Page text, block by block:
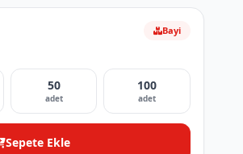
Bayi
50
adet
100
adet
Sepete Ekle